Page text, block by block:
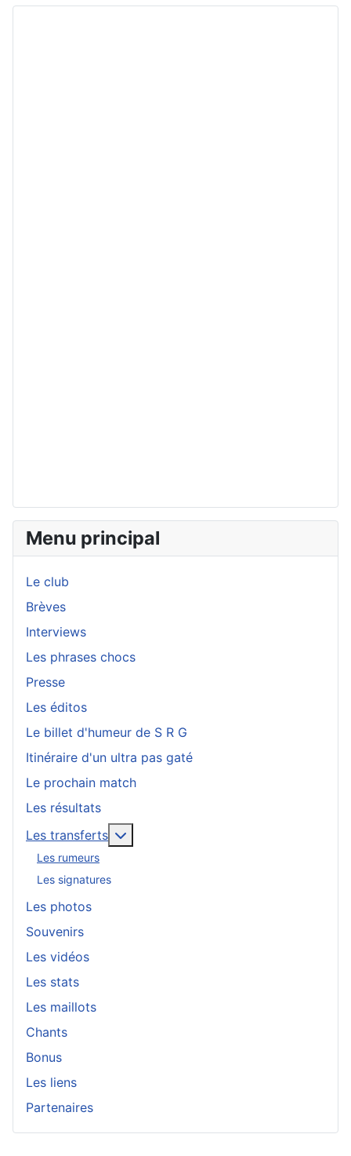
Menu principal
Le club
Brèves
Interviews
Les phrases chocs
Presse
Les éditos
Le billet d'humeur de S R G
Itinéraire d'un ultra pas gaté
Le prochain match
Les résultats
Les transferts
Les rumeurs
Les signatures
Les photos
Souvenirs
Les vidéos
Les stats
Les maillots
Chants
Bonus
Les liens
Partenaires